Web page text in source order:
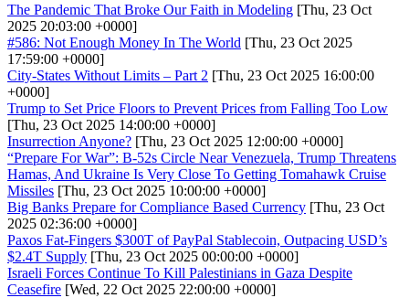
The Pandemic That Broke Our Faith in Modeling [Thu, 23 Oct
2025 20:03:00 +0000]
#586: Not Enough Money In The World [Thu, 23 Oct 2025
17:59:00 +0000]
City-States Without Limits – Part 2 [Thu, 23 Oct 2025 16:00:00
+0000]
Trump to Set Price Floors to Prevent Prices from Falling Too Low
[Thu, 23 Oct 2025 14:00:00 +0000]
Insurrection Anyone? [Thu, 23 Oct 2025 12:00:00 +0000]
“Prepare For War”: B-52s Circle Near Venezuela, Trump Threatens
Hamas, And Ukraine Is Very Close To Getting Tomahawk Cruise
Missiles [Thu, 23 Oct 2025 10:00:00 +0000]
Big Banks Prepare for Compliance Based Currency [Thu, 23 Oct
2025 02:36:00 +0000]
Paxos Fat-Fingers $300T of PayPal Stablecoin, Outpacing USD’s
$2.4T Supply [Thu, 23 Oct 2025 00:00:00 +0000]
Israeli Forces Continue To Kill Palestinians in Gaza Despite
Ceasefire [Wed, 22 Oct 2025 22:00:00 +0000]